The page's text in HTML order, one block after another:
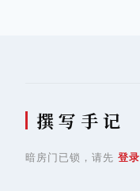
撰 写 手 记
暗房门已锁，请先 登录